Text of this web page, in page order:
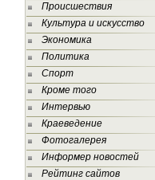
Происшествия
Культура и искусство
Экономика
Политика
Спорт
Кроме того
Интервью
Краеведение
Фотогалерея
Информер новостей
Рейтинг сайтов